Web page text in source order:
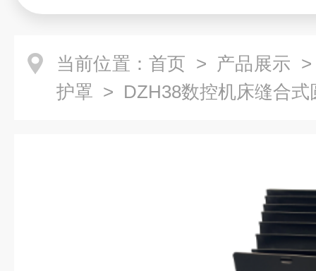
当前位置： 首页 > 产品展示
护罩 > DZH38数控机床缝合式